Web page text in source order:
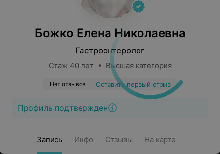
Божко Елена Николаевна
Гастроэнтеролог
Стаж 40 лет • Высшая категория
Нет отзывов Оставить первый отзыв
Профиль подтвержден
Запись Инфо Отзывы На карте